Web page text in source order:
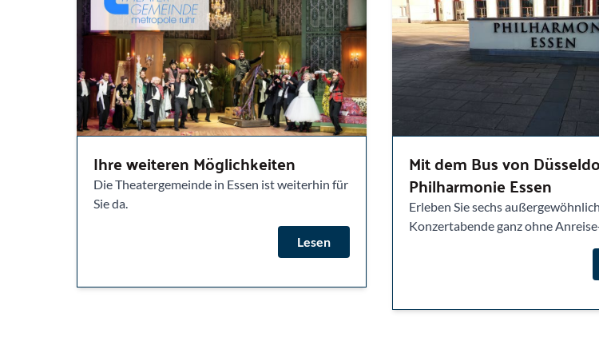
Ihre weiteren Möglichkeiten
Die Theatergemeinde in Essen ist weiterhin für
Sie da.
Lesen
Mit dem Bus von
Philharmonie Essen
Erleben Sie sechs
Konzertabende ganz ohne